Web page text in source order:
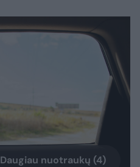
Daugiau nuotraukų (4)